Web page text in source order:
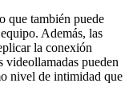
que también puede
Además, las
la conexión
videollamadas pueden
nivel de intimidad que